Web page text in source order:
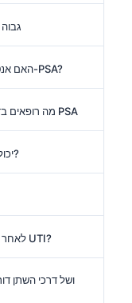
כיצד חום משנה את המשמעות של PSA גבוה
האם אנטיביוטיקה לאחרונה משנה את תוצאות ה-PSA?
מה רופאים בדרך כלל עושים לפני שחוזרים על בדיקת PSA
עד כמה PSA יכול לעלות רק מהזיהום עצמו?
אילו בדיקות נוספות עוזרות לפענח PSA לאחר UTI?